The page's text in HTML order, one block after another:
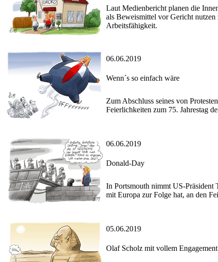
Laut Medienbericht planen die
als Beweismittel vor Gericht
Arbeitsfähigkeit.
06.06.2019
Wenn´s so einfach wäre
Zum Abschluss seines von
Feierlichkeiten zum 75. Jahrestag
06.06.2019
Donald-Day
In Portsmouth nimmt US-Präsident
mit Europa zur Folge hat, an den
05.06.2019
Olaf Scholz mit vollem Engagement